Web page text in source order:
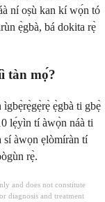
ní oṣù kan kí wọ́n tó
ẹ̀gbà, bá dokita rẹ̀
tàn mọ́?
ẹ̀gbà ti gbẹ̀
lẹ́yìn tí àwọ̀n náà ti
sí àwọn ẹlòmíràn tí
rẹ̀.
and does not constitute
diagnosis and treatment